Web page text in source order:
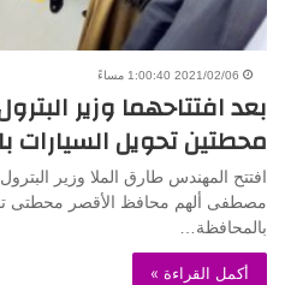
2021/02/06 1:00:40 مساءً
محطتين تحويل السيارات
افتتح المهندس طارق الملا وزير
مصطفى ألهم محافظ الأقصر محطتى
بالمحافظة…
أكمل القراءة »